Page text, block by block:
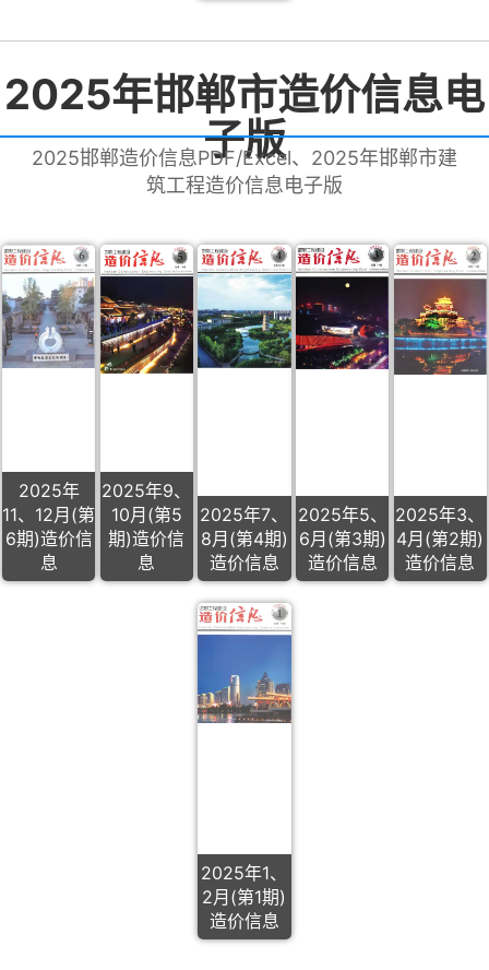
2025年邯郸市造价信息电
子版
2025邯郸造价信息PDF/Excel、2025年邯郸市建
筑工程造价信息电子版
2025年
11、12月(第
6期)造价信
息
2025年9、
10月(第5
期)造价信
息
2025年7、
8月(第4期)
造价信息
2025年5、
6月(第3期)
造价信息
2025年3、
4月(第2期)
造价信息
2025年1、
2月(第1期)
造价信息